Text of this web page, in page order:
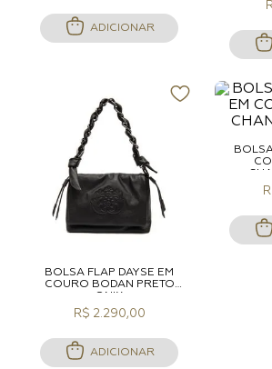
ADICIONAR
BOLSA FLAP DAYSE EM
COURO BODAN PRETO
ONIX
R$ 2.290,00
ADICIONAR